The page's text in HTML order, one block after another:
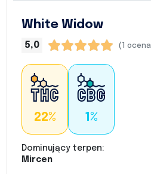
White Widow
5,0 (1
22% 1%
Dominujący terpen:
Mircen